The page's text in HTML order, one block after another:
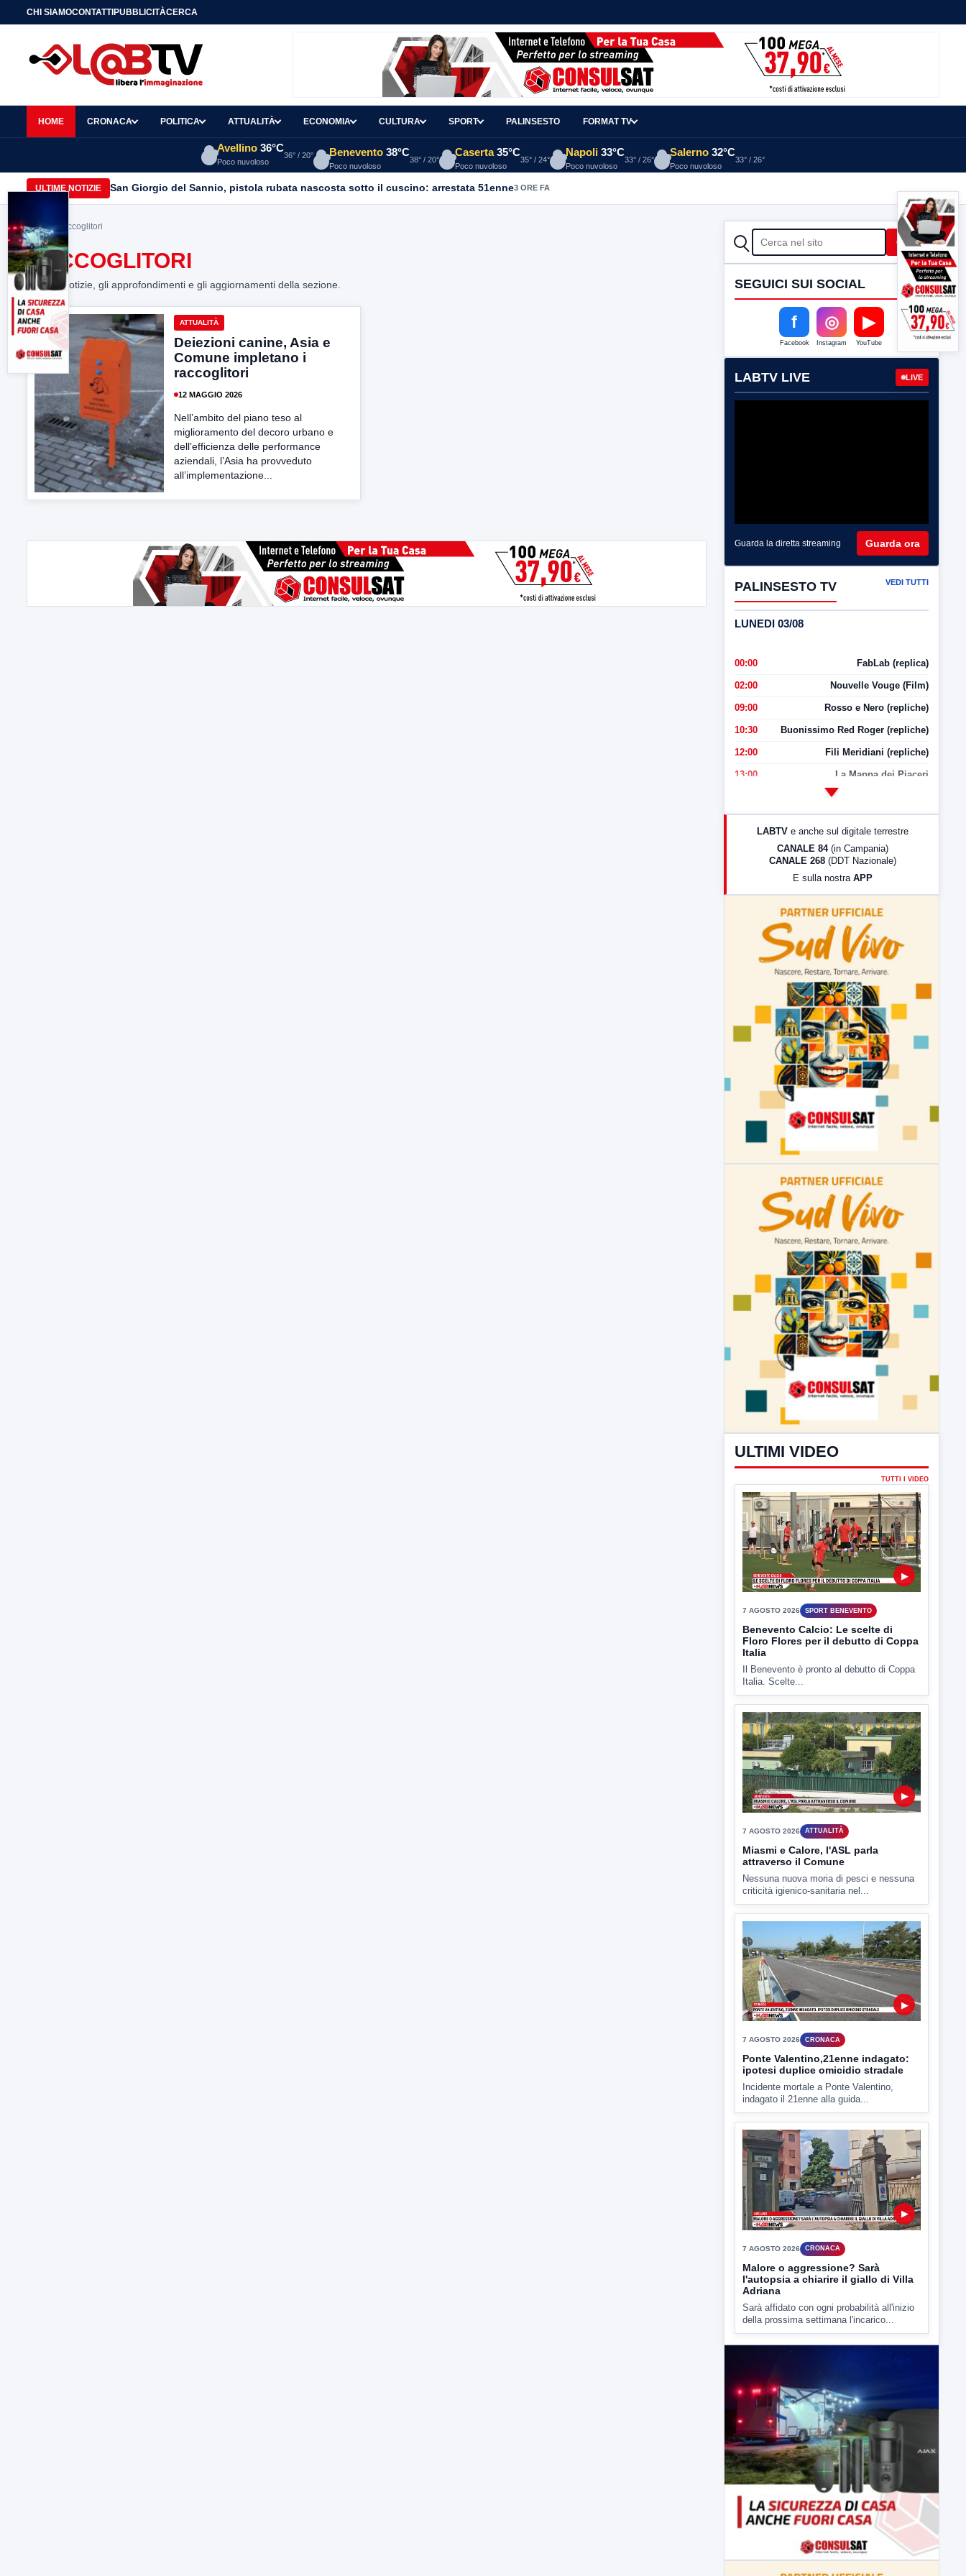
CHI SIAMOCONTATTIPUBBLICITÀCERCA
HOME CRONACA POLITICA ATTUALITÀ ECONOMIA CULTURA SPORT PALINSESTO FORMAT TV
Avellino 36°C
Poco nuvoloso
36° / 20° Benevento 38°C
Poco nuvoloso
38° / 20°
Caserta 35°C
Poco nuvoloso
35° / 24°
Napoli 33°C
Poco nuvoloso
33° / 26°
Salerno 32°C
Poco nuvoloso
33° / 26°
ULTIME NOTIZIE San Giorgio del Sannio, pistola rubata nascosta sotto il cuscino: arrestata 51enne3 ORE FA
Home> raccoglitori
RACCOGLITORI
Tutte le notizie, gli approfondimenti e gli aggiornamenti della sezione.
ATTUALITÀ
Deiezioni canine, Asia e
Comune impletano i
raccoglitori
12 MAGGIO 2026
Nell’ambito del piano teso al
miglioramento del decoro urbano e
dell’efficienza delle performance
aziendali, l’Asia ha provveduto
all’implementazione...
CERCA Cerca
SEGUICI SUI SOCIAL
f
Facebook
◎
Instagram
▶
YouTube
LABTV LIVE LIVE
Guarda la diretta streaming Guarda ora
PALINSESTO TV VEDI TUTTI
LUNEDI 03/08
00:00 FabLab (replica)
02:00 Nouvelle Vouge (Film)
09:00 Rosso e Nero (repliche)
10:30 Buonissimo Red Roger (repliche)
12:00 Fili Meridiani (repliche)
13:00 La Mappa dei Piaceri
LabNews (Diretta)
LabNews (replica)
LABTV e anche sul digitale terrestre
CANALE 84 (in Campania)
CANALE 268 (DDT Nazionale)
E sulla nostra APP
ULTIMI VIDEO
TUTTI I VIDEO
▶
Benevento Calcio: Le scelte di
Floro Flores per il debutto di Coppa
Italia
Il Benevento è pronto al debutto di Coppa
Italia. Scelte...
7 AGOSTO 2026 ATTUALITÀ
Miasmi e Calore, l'ASL parla
attraverso il Comune
Nessuna nuova moria di pesci e nessuna
criticità igienico-sanitaria nel...
7 AGOSTO 2026 CRONACA
Ponte Valentino,21enne indagato:
ipotesi duplice omicidio stradale
Incidente mortale a Ponte Valentino,
indagato il 21enne alla guida...
▶
l'autopsia a chiarire il giallo di Villa
Adriana
Sarà affidato con ogni probabilità all'inizio
della prossima settimana l'incarico...